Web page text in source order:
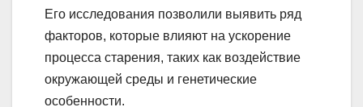
Его исследования позволили выявить ряд
факторов, которые влияют на ускорение
процесса старения, таких как воздействие
окружающей среды и генетические
особенности.